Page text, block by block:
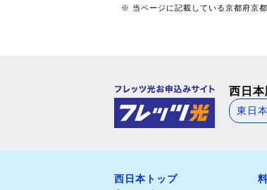
※ 当ページに記載している京都府京
西日本
東日
西日本トップ